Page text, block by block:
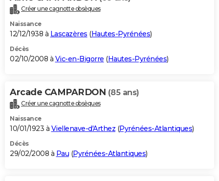
Créer une cagnotte obsèques
Naissance
12/12/1938 à Lascazères (Hautes-Pyrénées)
Décès
02/10/2008 à Vic-en-Bigorre (Hautes-Pyrénées)
Arcade CAMPARDON (85 ans)
Créer une cagnotte obsèques
Naissance
10/01/1923 à Viellenave-d'Arthez (Pyrénées-Atlantiques)
Décès
29/02/2008 à Pau (Pyrénées-Atlantiques)